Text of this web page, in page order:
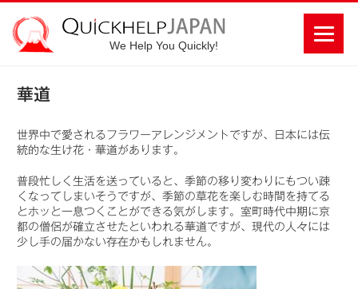
We Help You Quickly!
華道
世界中で愛されるフラワーアレンジメントですが、日本には伝
統的な生け花・華道があります。
普段忙しく生活を送っていると、季節の移り変わりにもつい疎
くなってしまいそうですが、季節の草花を楽しむ時間を持てる
とホッと一息つくことができる気がします。室町時代中期に京
都の僧侶が確立させたといわれる華道ですが、現代の人々には
少し手の届かない存在かもしれません。